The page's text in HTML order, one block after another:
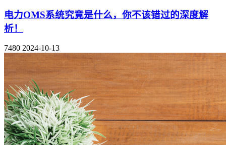
电力OMS系统究竟是什么，你不该错过的深度解
析！
7480 2024-10-13